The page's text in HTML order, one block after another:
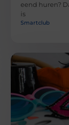
eend huren?
is
Smartclub